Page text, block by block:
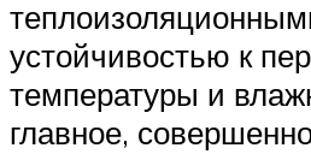
устойчивостью к
температуры и
главное,